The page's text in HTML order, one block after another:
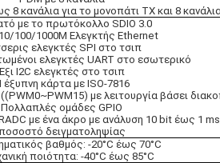
8 κανάλια για το μονοπάτι TX και 8
με το πρωτόκολλο SDIO 3.0
100/1000M Ελεγκτής Ethernet
ελεγκτές SPI στο τσιπ
ελεγκτές UART στο εσωτερικό
I2C ελεγκτές στο τσιπ
έξυπνη κάρτα με ISO-7816
με λειτουργία βάσει
Πολλαπλές ομάδες GPIO
με ένα άκρο με ανάλυση 10 bit έως 1
δειγματοληψίας
βαθμός: -20°C έως 70°C
ποιότητα: -40°C έως 85°C